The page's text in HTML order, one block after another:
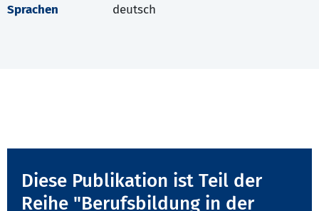
Sprachen deutsch
Diese Publikation ist Teil der
Reihe "Berufsbildung in der